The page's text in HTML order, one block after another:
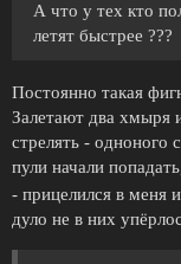
А что у тех кто
летят быстрее ???
Постоянно такая
Залетают два хмыря
стрелять - одноного
пули начали
- прицелился в меня
дуло не в них